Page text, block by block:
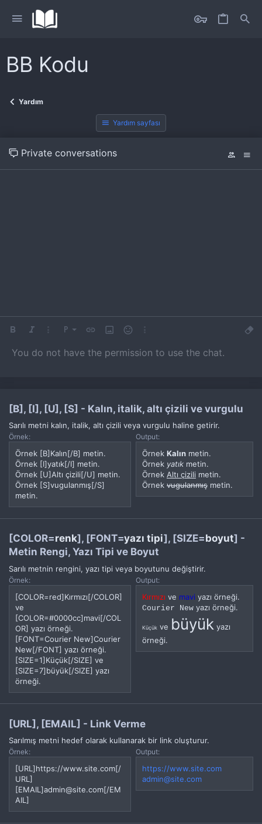
BB Kodu
Yardım
Yardım sayfası
Private conversations
Kalın Yatık Daha fazla seçenek…
Paragraf biçimi
Normal
Başlık 1
Bağlantı ekle
Resim ekle
İfadeler
Yazı boyutu
10
18
22
26
Metin rengi
Yazı tipi
Arial
Book Antiqua
Tahoma
Times New Roman
Trebuchet MS
Verdana
Üzeri çizik
Altını çizSatır içi kod
Satır içi spoiler
AlıntıMedyaTablo ekleYatay çizgi ekle
Spoyler
Kod
You do not have the permission to use the chat.
[B], [I], [U], [S] - Kalın, italik, altı çizili ve vurgulu
Sarılı metni kalın, italik, altı çizili veya vurgulu haline getirir.
Örnek:
Örnek [B]Kalın[/B] metin.
Örnek [I]yatık[/I] metin.
Örnek [U]Altı çizili[/U] metin.
Örnek [S]vugulanmış[/S]
metin.
Output:
Örnek Kalın metin.
Örnek yatık metin.
Örnek Altı çizili metin.
Örnek vugulanmış metin.
[COLOR=renk], [FONT=yazı tipi], [SIZE=boyut] -
Metin Rengi, Yazı Tipi ve Boyut
Sarılı metnin rengini, yazı tipi veya boyutunu değiştirir.
Örnek:
[COLOR=red]Kırmızı[/COLOR]
ve
[COLOR=#0000cc]mavi[/COL
OR] yazı örneği.
[FONT=Courier New]Courier
New[/FONT] yazı örneği.
[SIZE=1]Küçük[/SIZE] ve
[SIZE=7]büyük[/SIZE] yazı
örneği.
Output:
Kırmızı ve mavi yazı örneği.
Courier New yazı örneği.
Küçük ve büyük yazı
örneği.
[URL], [EMAIL] - Link Verme
Sarılmış metni hedef olarak kullanarak bir link oluşturur.
Örnek:
[URL]https://www.site.com[/
URL]
[EMAIL]admin@site.com[/EM
AIL]
Output:
https://www.site.com
admin@site.com